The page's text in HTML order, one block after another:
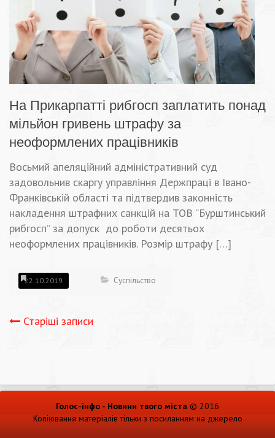
На Прикарпатті рибгосп заплатить понад
мільйон гривень штрафу за
неоформлених працівників
Восьмий апеляційний адміністративний суд
задовольнив скаргу управління Держпраці в Івано-
Франківській області та підтвердив законність
накладення штрафних санкцій на ТОВ “Бурштинський
рибгосп” за допуск до роботи десятьох
неоформлених працівників. Розмір штрафу […]
22.10.2019 Суспільство
Навігація
Старіші записи
Голос-інфо - Новини твого міста © 2016
Копіювання матеріалів тільки з посиланням на джерело